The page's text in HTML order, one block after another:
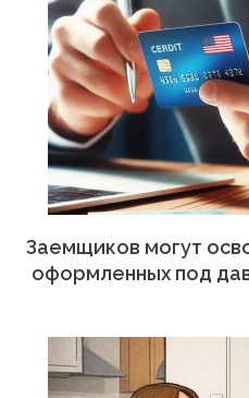
Заемщиков могут
оформленных под